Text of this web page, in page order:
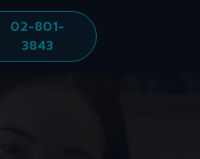
02-801-
3843